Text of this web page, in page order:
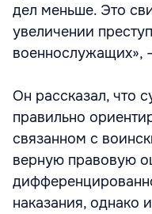
дел меньше. Это
увеличении
военнослужащих»,
Он рассказал, что
правильно
связанном с
верную правовую
наказания, однако